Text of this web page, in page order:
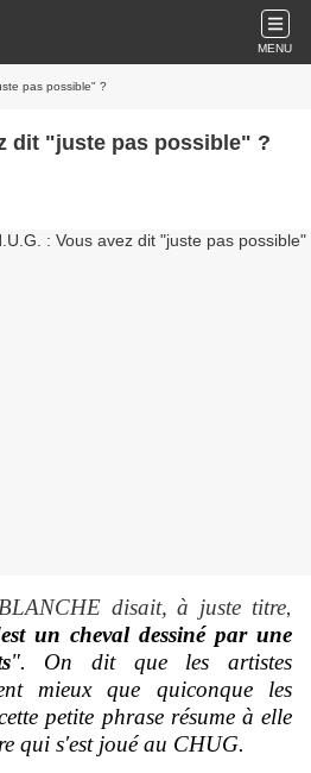
MENU
pas possible" ?
dit "juste pas possible" ?
disait, à juste titre,
un cheval dessiné par une
". On dit que les artistes
mieux que quiconque les
petite phrase résume à elle
qui s'est joué au CHUG.